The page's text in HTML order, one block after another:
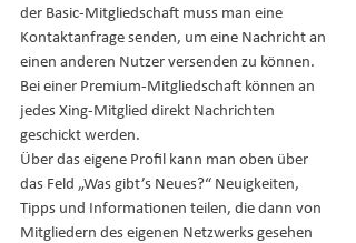
der Basic-Mitgliedschaft muss man eine
Kontaktanfrage senden, um eine Nachricht an
einen anderen Nutzer versenden zu können.
Bei einer Premium-Mitgliedschaft können an
jedes Xing-Mitglied direkt Nachrichten
geschickt werden.
Über das eigene Profil kann man oben über
das Feld „Was gibt’s Neues?“ Neuigkeiten,
Tipps und Informationen teilen, die dann von
Mitgliedern des eigenen Netzwerks gesehen